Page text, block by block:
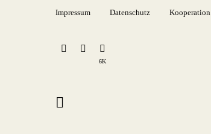
Impressum Datenschutz Kooperation
6K